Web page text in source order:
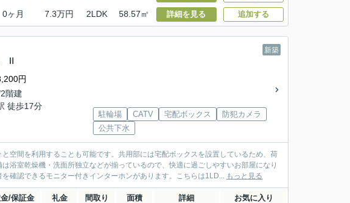
0ヶ月 7.3万円 2LDK 58.57㎡ 詳細を見る 追加する
新築
Ⅱ
円
階建
徒歩17分
駐輪場 CATV 宅配ボックス
防犯カメラ
公共下水
空間を利用することも可能です。共用部には宅配ボックスを設置しているため、荷
浴室乾燥機・洗面所独立などが揃っているので、快適に過ごしやすいお部屋になり
確認できるモニター付きインターホンがあります。こちらは1LD... もっと見る
/保証金 礼金 間取り 面積 詳細 お気に入り